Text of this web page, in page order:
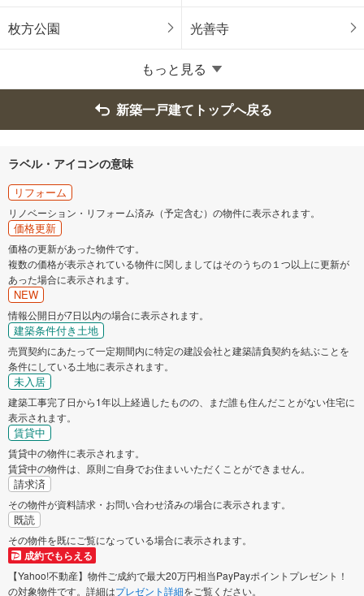
松原市
羽曳野市
摂津市
東大阪市 阪南市
豊能郡豊能町
枚方公園 光善寺
もっと見る
新築一戸建てトップへ戻る
ラベル・アイコンの意味
リフォーム
リノベーション・リフォーム済み（予定含む）の物件に表示されます。
価格更新
価格の更新があった物件です。
複数の価格が表示されている物件に関しましてはそのうちの１つ以上に更新が
あった場合に表示されます。
NEW
情報公開日が7日以内の場合に表示されます。
建築条件付き土地
売買契約にあたって一定期間内に特定の建設会社と建築請負契約を結ぶことを
条件にしている土地に表示されます。
未入居
建築工事完了日から1年以上経過したものの、まだ誰も住んだことがない住宅に
表示されます。
賃貸中
賃貸中の物件に表示されます。
賃貸中の物件は、原則ご自身でお住まいいただくことができません。
請求済
その物件が資料請求・お問い合わせ済みの場合に表示されます。
既読
その物件を既にご覧になっている場合に表示されます。
成約でもらえる
【Yahoo!不動産】物件ご成約で最大20万円相当PayPayポイントプレゼント！
の対象物件です。詳細はプレゼント詳細をご覧ください。